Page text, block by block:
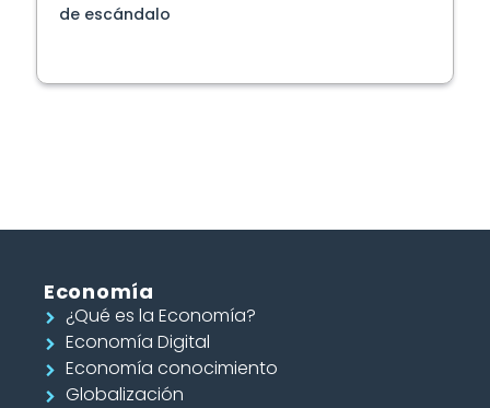
de escándalo
Economía
¿Qué es la Economía?
Economía Digital
Economía conocimiento
Globalización